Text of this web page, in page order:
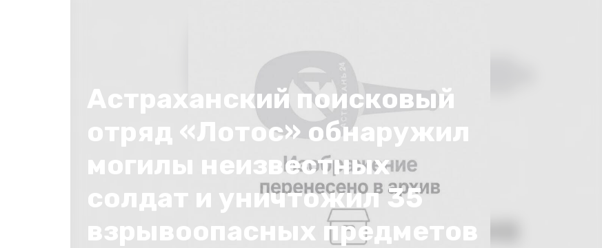
Астраханский поисковый
отряд «Лотос» обнаружил
могилы неизвестных
солдат и уничтожил 35
взрывоопасных предметов